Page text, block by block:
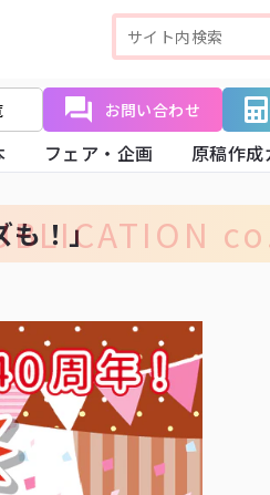
お問い合わせ
フェア・企画 原稿作成
も！」